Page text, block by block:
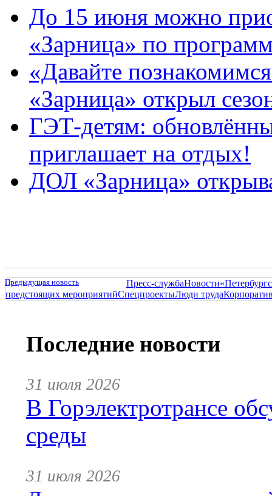
До 15 июня можно
«Зарница» по
«Давайте
«Зарница» открыл
ГЭТ-детям:
приглашает на отдых!
ДОЛ «Зарница»
Предыдущая новость Пресс-службаНовости
предстоящих мероприятийСпецпроектыЛюди труда
Последние новости
31 июля 2026
В Горэлектротрансе
среды
31 июля 2026